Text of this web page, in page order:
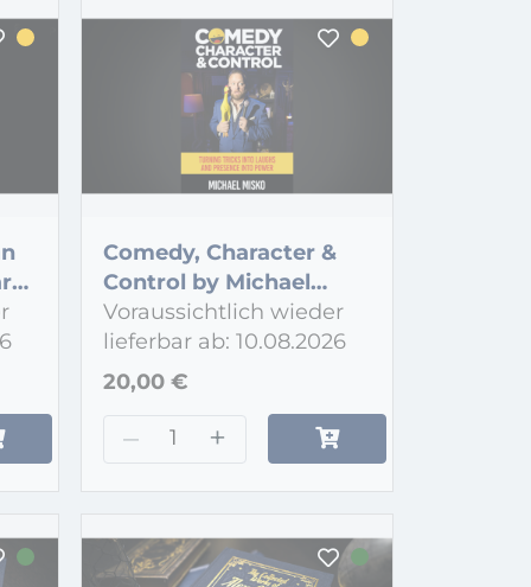
Comedy, Character &
Control by Michael
Misko - Book
Voraussichtlich wieder
lieferbar ab: 10.08.2026
20,00 €
– +